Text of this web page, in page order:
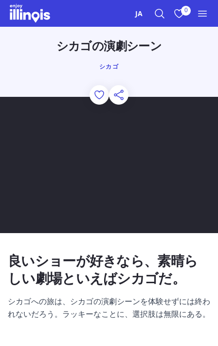
本文へスキップ
JA 0
シカゴの演劇シーン
シカゴ
Add to Favorites
このページを共有する
良いショーが好きなら、素晴ら
しい劇場といえばシカゴだ。
シカゴへの旅は、シカゴの演劇シーンを体験せずには終わ
れないだろう。ラッキーなことに、選択肢は無限にある。